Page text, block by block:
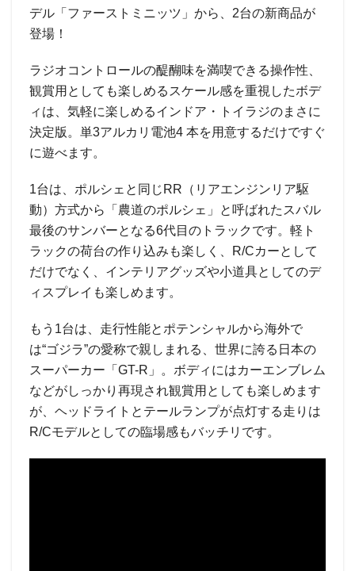
デル「ファーストミニッツ」から、2台の新商品が
登場！
ラジオコントロールの醍醐味を満喫できる操作性、
観賞用としても楽しめるスケール感を重視したボデ
ィは、気軽に楽しめるインドア・トイラジのまさに
決定版。単3アルカリ電池4 本を用意するだけですぐ
に遊べます。
1台は、ポルシェと同じRR（リアエンジンリア駆
動）方式から「農道のポルシェ」と呼ばれたスバル
最後のサンバーとなる6代目のトラックです。軽ト
ラックの荷台の作り込みも楽しく、R/Cカーとして
だけでなく、インテリアグッズや小道具としてのデ
ィスプレイも楽しめます。
もう1台は、走行性能とポテンシャルから海外で
は“ゴジラ”の愛称で親しまれる、世界に誇る日本の
スーパーカー「GT-R」。ボディにはカーエンブレム
などがしっかり再現され観賞用としても楽しめます
が、ヘッドライトとテールランプが点灯する走りは
R/Cモデルとしての臨場感もバッチリです。